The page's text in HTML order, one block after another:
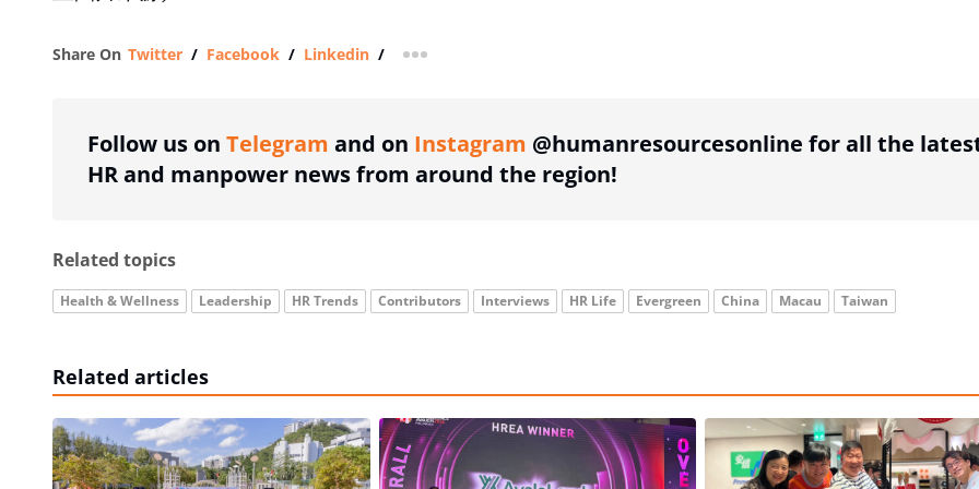
Share On Twitter / Facebook / Linkedin / more sharing option
Follow us on Telegram and on Instagram @humanresourcesonline for all the
HR and manpower news from around the region!
Related topics
Health & Wellness Leadership HR Trends Contributors Interviews HR Life Evergreen China Macau Taiwan
Related articles